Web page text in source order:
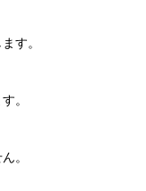
す。
。
。